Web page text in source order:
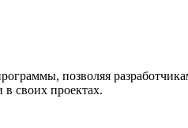
позволяя
своих проектах.